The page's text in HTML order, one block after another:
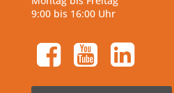
9:00 bis 16:00 Uhr
facebook-square
youtube-square linkedin-square